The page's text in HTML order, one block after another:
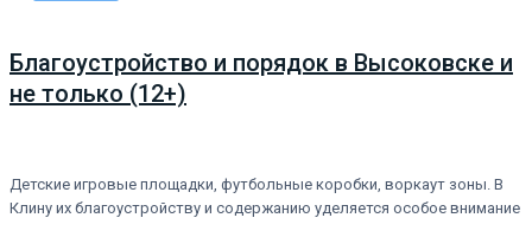
Благоустройство и порядок в Высоковске и
не только (12+)
Детские игровые площадки, футбольные коробки, воркаут зоны. В
Клину их благоустройству и содержанию уделяется особое внимание